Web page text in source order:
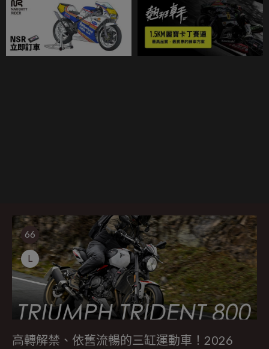
66
L
高轉解禁、依舊流暢的三缸運動車！2026